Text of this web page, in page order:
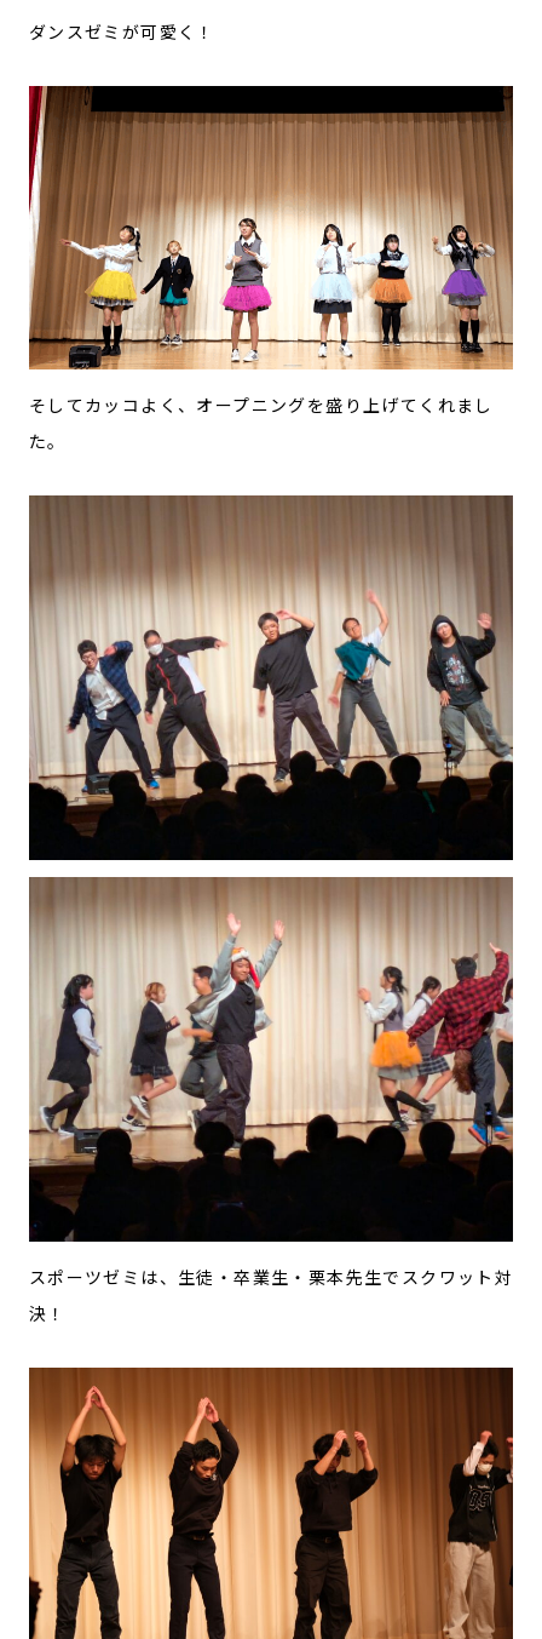
ダンスゼミが可愛く！
そしてカッコよく、オープニングを盛り上げてくれまし
た。
スポーツゼミは、生徒・卒業生・栗本先生でスクワット対
決！